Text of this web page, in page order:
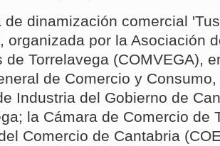
de dinamización comercial
organizada por la Asociación
de Torrelavega (COMVEGA),
de Comercio y
Industria del Gobierno de
la Cámara de Comercio de
Comercio de Cantabria